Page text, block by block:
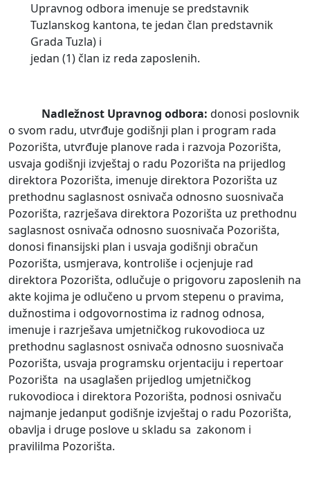
Upravnog odbora imenuje se predstavnik
Tuzlanskog kantona, te jedan član predstavnik
Grada Tuzla) i
jedan (1) član iz reda zaposlenih.
Nadležnost Upravnog odbora: donosi poslovnik
o svom radu, utvrđuje godišnji plan i program rada
Pozorišta, utvrđuje planove rada i razvoja Pozorišta,
usvaja godišnji izvještaj o radu Pozorišta na prijedlog
direktora Pozorišta, imenuje direktora Pozorišta uz
prethodnu saglasnost osnivača odnosno suosnivača
Pozorišta, razrješava direktora Pozorišta uz prethodnu
saglasnost osnivača odnosno suosnivača Pozorišta,
donosi finansijski plan i usvaja godišnji obračun
Pozorišta, usmjerava, kontroliše i ocjenjuje rad
direktora Pozorišta, odlučuje o prigovoru zaposlenih na
akte kojima je odlučeno u prvom stepenu o pravima,
dužnostima i odgovornostima iz radnog odnosa,
imenuje i razrješava umjetničkog rukovodioca uz
prethodnu saglasnost osnivača odnosno suosnivača
Pozorišta, usvaja programsku orjentaciju i repertoar
Pozorišta na usaglašen prijedlog umjetničkog
rukovodioca i direktora Pozorišta, podnosi osnivaču
najmanje jedanput godišnje izvještaj o radu Pozorišta,
obavlja i druge poslove u skladu sa zakonom i
pravililma Pozorišta.